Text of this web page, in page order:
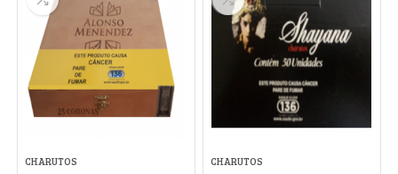
CHARUTOS CHARUTOS